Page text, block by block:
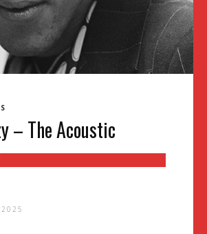
– The Acoustic